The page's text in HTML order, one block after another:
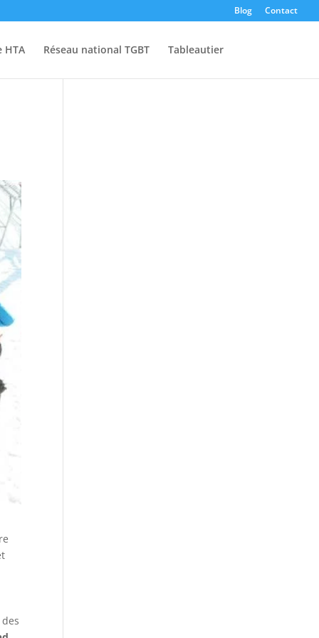
Blog Contact
HTA Réseau national TGBT Tableautier